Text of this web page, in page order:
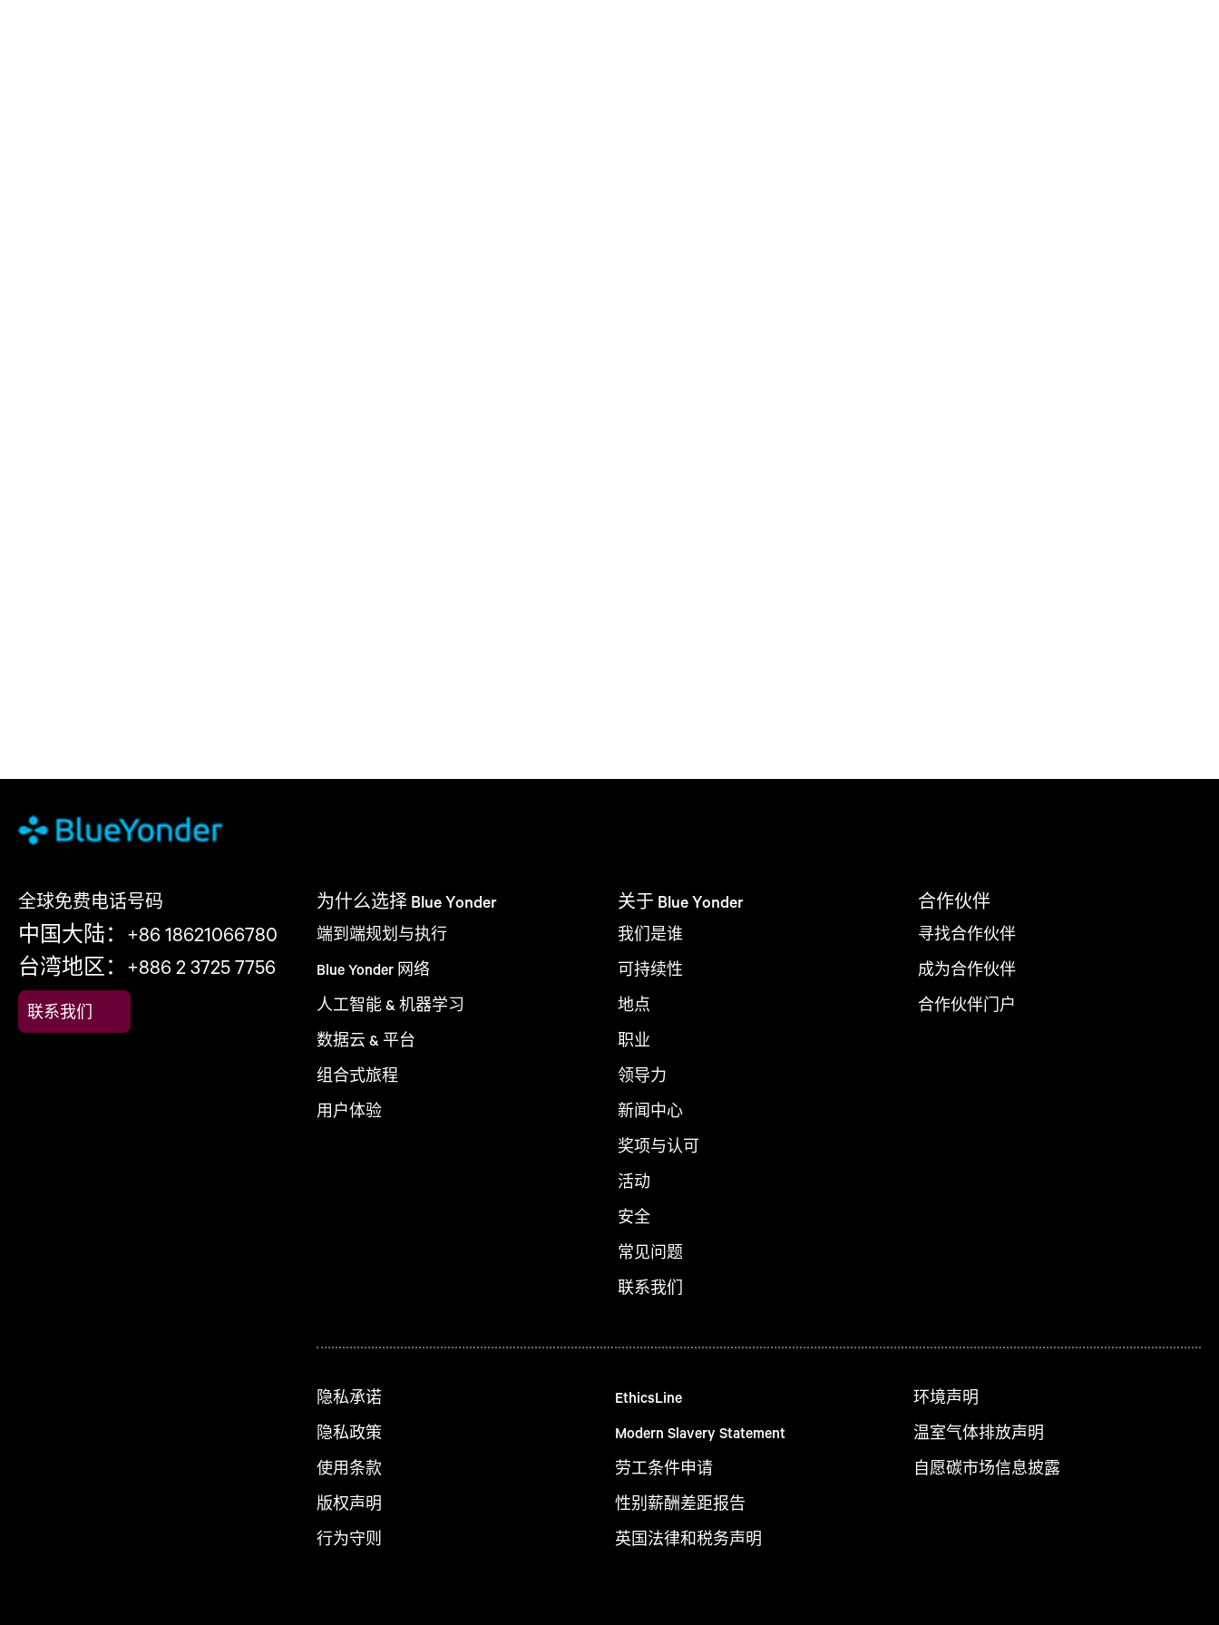
全球免费电话号码
中国大陆：+86 18621066780
台湾地区：+886 2 3725 7756
联系我们
为什么选择 Blue Yonder
端到端规划与执行
Blue Yonder 网络
人工智能 & 机器学习
数据云 & 平台
组合式旅程
用户体验
关于 Blue Yonder
我们是谁
可持续性
地点
职业
领导力
新闻中心
奖项与认可
活动
安全
常见问题
联系我们
合作伙伴
寻找合作伙伴
成为合作伙伴
合作伙伴门户
隐私承诺
隐私政策
使用条款
版权声明
行为守则
EthicsLine
Modern Slavery Statement
劳工条件申请
性别薪酬差距报告
英国法律和税务声明
环境声明
温室气体排放声明
自愿碳市场信息披露